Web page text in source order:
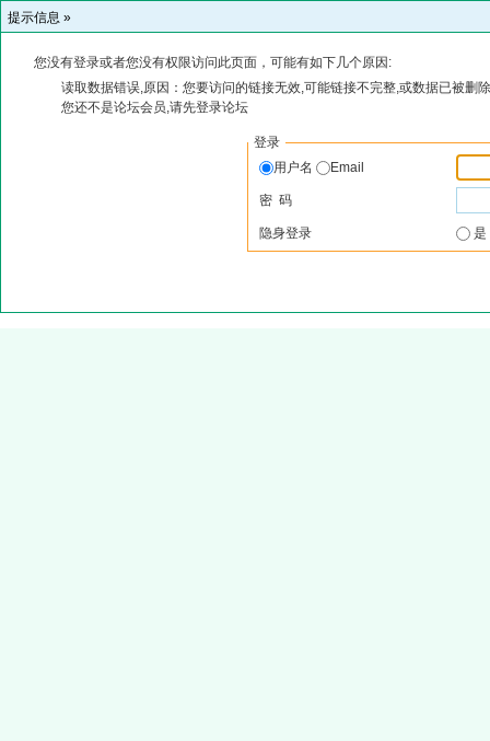
提示信息 »
您没有登录或者您没有权限访问此页面，可能有如下几个原因:
读取数据错误,原因：您要访问的链接无效,可能链接不完整,或数据已被删
您还不是论坛会员,请先登录论坛
登录
用户名
Email
密 码
隐身登录